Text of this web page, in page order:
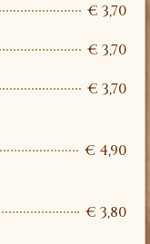
€ 3,70
€ 3,70
€ 3,70
€ 4,90
€ 3,80